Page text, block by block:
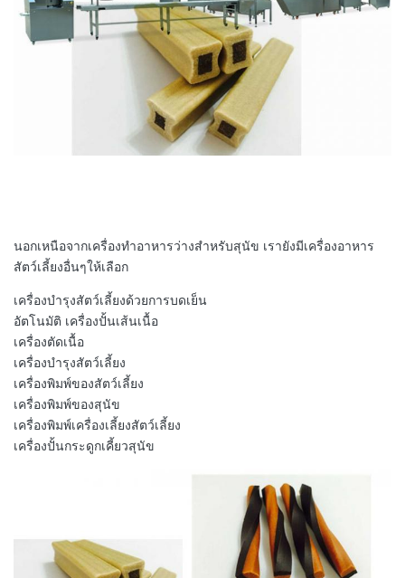
นอกเหนือจากเครื่องทําอาหารว่างสําหรับสุนัข เรายังมีเครื่องอาหาร
สัตว์เลี้ยงอื่นๆให้เลือก
เครื่องบํารุงสัตว์เลี้ยงด้วยการบดเย็น
อัตโนมัติ เครื่องปั้นเส้นเนื้อ
เครื่องตัดเนื้อ
เครื่องบํารุงสัตว์เลี้ยง
เครื่องพิมพ์ของสัตว์เลี้ยง
เครื่องพิมพ์ของสุนัข
เครื่องพิมพ์เครื่องเลี้ยงสัตว์เลี้ยง
เครื่องปั้นกระดูกเคี้ยวสุนัข